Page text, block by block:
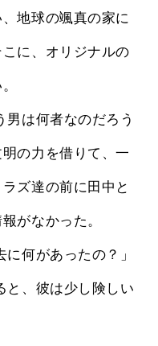
地球の颯真の家に
に、オリジナルの
の力を借りて、一
ズ達の前に田中と
がなかった。
に何があったの？」